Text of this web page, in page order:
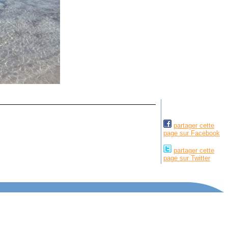
partager cette
page sur Facebook
partager cette
page sur Twitter